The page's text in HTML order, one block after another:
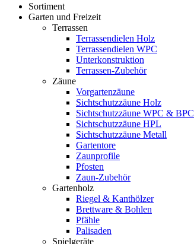
Sortiment
Garten und Freizeit
Terrassen
Terrassendielen Holz
Terrassendielen WPC
Unterkonstruktion
Terrassen-Zubehör
Zäune
Vorgartenzäune
Sichtschutzzäune Holz
Sichtschutzzäune WPC & BPC
Sichtschutzzäune HPL
Sichtschutzzäune Metall
Gartentore
Zaunprofile
Pfosten
Zaun-Zubehör
Gartenholz
Riegel & Kanthölzer
Brettware & Bohlen
Pfähle
Palisaden
Spielgeräte